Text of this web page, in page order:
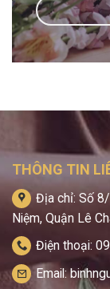
THÔNG TIN
Địa chỉ: Số
Niệm, Quận Lê
Điện thoại:
Email: